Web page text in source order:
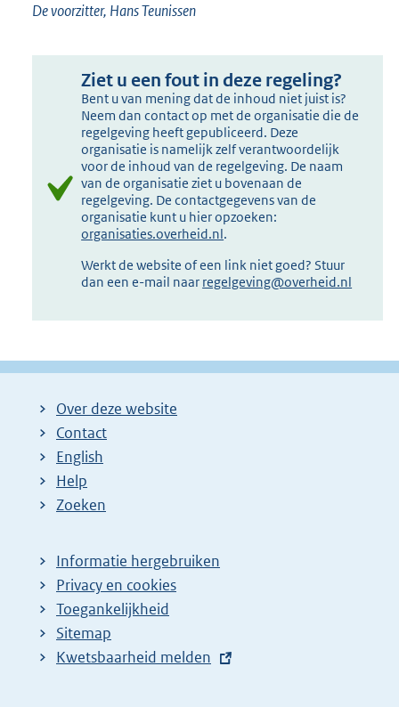
De voorzitter, Hans Teunissen
Ziet u een fout in deze regeling?
Bent u van mening dat de inhoud niet juist is?
Neem dan contact op met de organisatie die de
regelgeving heeft gepubliceerd. Deze
organisatie is namelijk zelf verantwoordelijk
voor de inhoud van de regelgeving. De naam
van de organisatie ziet u bovenaan de
regelgeving. De contactgegevens van de
organisatie kunt u hier opzoeken:
organisaties.overheid.nl.
Werkt de website of een link niet goed? Stuur
dan een e-mail naar regelgeving@overheid.nl
Over deze website
Contact
English
Help
Zoeken
Informatie hergebruiken
Privacy en cookies
Toegankelijkheid
Sitemap
E
Kwetsbaarheid melden